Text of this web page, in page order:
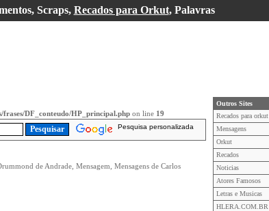
Scraps, Recados para Orkut, Palavras
DF_conteudo/HP_principal.php on line 19
Pesquisa personalizada
de Andrade, Mensagem, Mensagens de Carlos
Outros Sites
Recados para orkut
Mensagens
Orkut
Recados
Noticias
Atores Famosos
Letras e Musicas
HLERA.COM.BR